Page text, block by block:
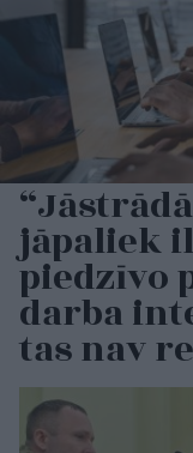
jāpaliek
piedzīvo
darba
tas nav